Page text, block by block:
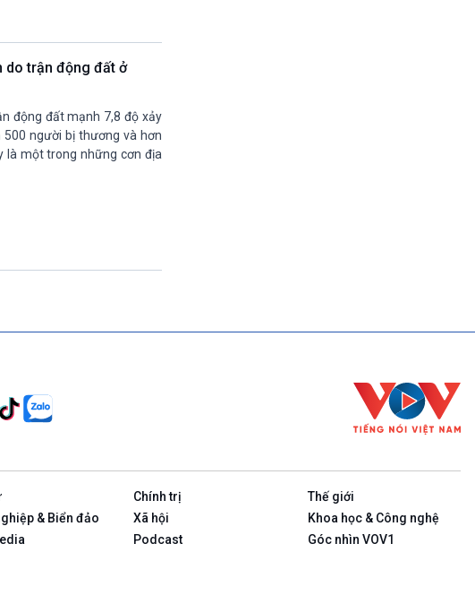
do trận động đất ở
động đất mạnh 7,8 độ xảy
người bị thương và hơn
là một trong những cơn địa
23h15-23h25
Chính trị
Thế giới
& Biển đảo Xã hội
Khoa học & Công nghệ
Podcast
Góc nhìn VOV1